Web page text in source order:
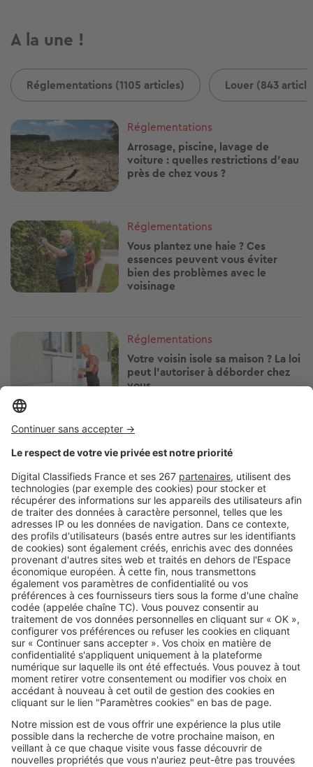
A la une !
Réglementations (1105 articles) Louer (843
Image
Réglementations
Arrosage, piscine, lavage de
voiture : quelles restrictions d'eau
près de chez vous ?
Image
Réglementations
Vous plantez une haie ? Ces
essences peuvent vous éviter
bien des problèmes avec le
voisinage
Réglementations
Votre voisin isole sa maison ? La loi
peut l'autoriser à déborder chez
vous
Image
Télétravailler depuis votre
location de vacances : ce que vous
avez le droit de faire
Image
Réglementations
Travaux le dimanche : ce que
votre voisin a le droit de faire… ou
non
SeLoger c'est aussi